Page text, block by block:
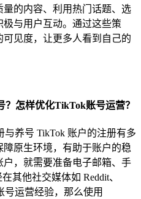
的内容、利用热门话题、选
与用户互动。通过这些策
见度，让更多人看到自己的
怎样优化TikTok账号运营？
与养号 TikTok 账户的注册有多
原生环境，有助于账户的稳
，就需要准备电子邮箱、手
其他社交媒体如 Reddit、
号运营经验，那么使用